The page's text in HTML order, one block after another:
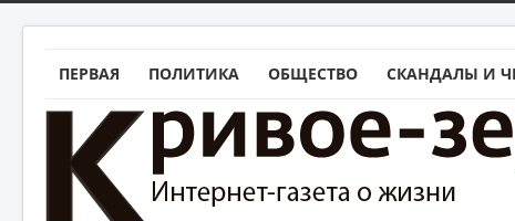
ПЕРВАЯ ПОЛИТИКА ОБЩЕСТВО СКАНДАЛЫ И